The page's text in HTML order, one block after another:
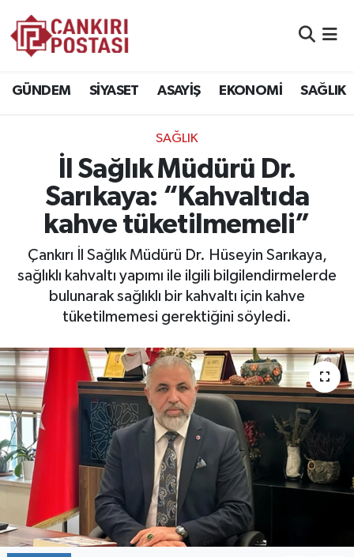
GÜNDEM SİYASET ASAYİŞ EKONOMİ SAĞLIK
SAĞLIK
İl Sağlık Müdürü Dr.
Sarıkaya: “Kahvaltıda
kahve tüketilmemeli”
Çankırı İl Sağlık Müdürü Dr. Hüseyin Sarıkaya,
sağlıklı kahvaltı yapımı ile ilgili bilgilendirmelerde
bulunarak sağlıklı bir kahvaltı için kahve
tüketilmemesi gerektiğini söyledi.
EKONOMİ
SAĞLIK
SPOR
EĞİTİM
ÇEVRE
İLÇELER
RESMİ İLANLAR
TURİZM
Trafik Durumu
Süper Lig Puan Durumu ve Fikstür
Tüm Manşetler
Son Dakika Haberleri